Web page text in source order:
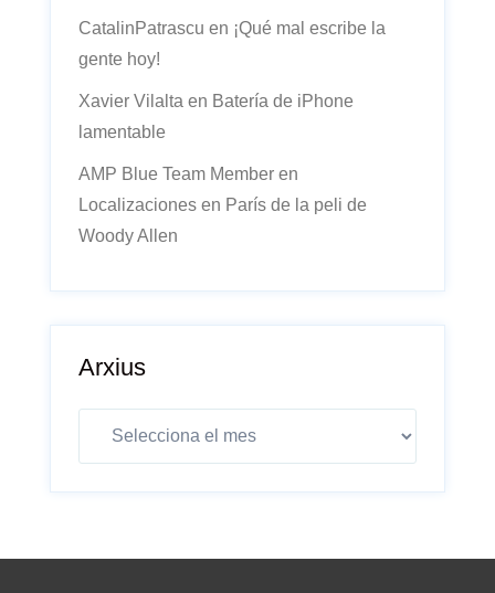
CatalinPatrascu en ¡Qué mal escribe la
gente hoy!
Xavier Vilalta en Batería de iPhone
lamentable
AMP Blue Team Member en
Localizaciones en París de la peli de
Woody Allen
Arxius